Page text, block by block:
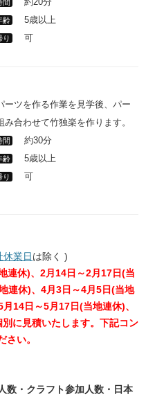
間
齢 5歳以上
り 可
ーツを作る作業を見学後、パー
み合わせて竹独楽を作ります。
間 約30分
齢 5歳以上
り 可
休業日は除く )
連休)、2月14日～2月17日(当
連休)、4月3日～4月5日(当地
14日～5月17日(当地連休)、
に見積いたします。下記コン
さい。
数・クラフト参加人数・日本